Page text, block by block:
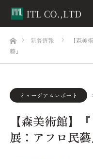
ホーム新着情報
【森美
藝』
ミュージアムレポート
【森美術館】
展：アフロ民藝